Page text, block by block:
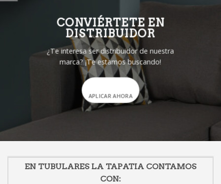
CONVIÉRTETE EN
DISTRIBUIDOR
¿Te interesa ser distribuidor de nuestra
marca? ¡Te estamos buscando!
APLICAR AHORA
EN TUBULARES LA TAPATIA CONTAMOS
CON: